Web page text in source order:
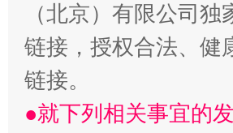
（北京）有限公司
链接，授权合法、健
链接。
●就下列相关事宜的